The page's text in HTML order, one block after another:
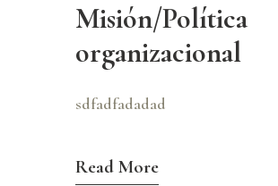
Misión/Política
organizacional
sdfadfadadad
Read More